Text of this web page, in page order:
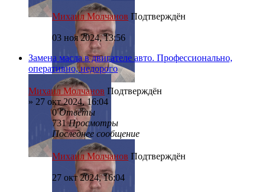
Михаил Молчанов Подтверждён
03 ноя 2024, 13:56
Замена масла в двигателе авто. Профессионально,
оперативно, недорого
Михаил Молчанов Подтверждён
» 27 окт 2024, 16:04
0Ответы
731Просмотры
Последнее сообщение
Михаил Молчанов Подтверждён
27 окт 2024, 16:04